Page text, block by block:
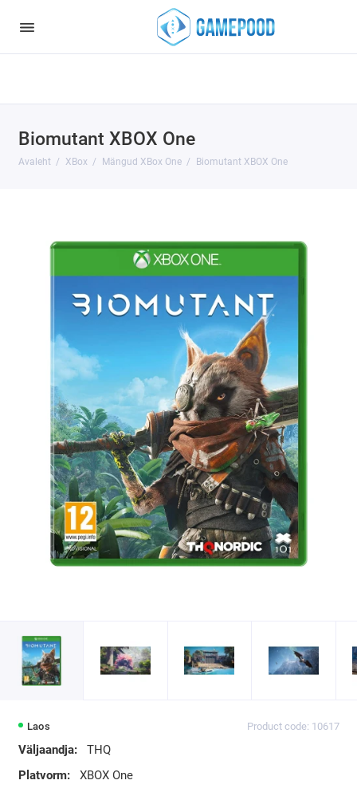
: Undefined index: HTTP_ACCEPT_LANGUAGE in
/var/www/virt98583/data/www/gamepood.ee/catalog/controller/
Biomutant XBOX One
Avaleht XBox Mängud XBox One Biomutant XBOX One
Laos Product code: 10617
Väljaandja:
THQ
Platvorm:
XBOX One